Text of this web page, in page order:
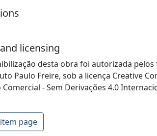
licensing
desta obra foi autorizada pelos
Paulo Freire, sob a licença Creative
Comercial - Sem Derivações 4.0
page